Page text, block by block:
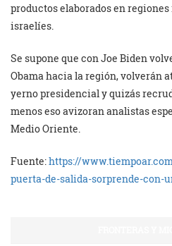
productos elaborados en
israelíes.
Se supone que con Joe Biden
Obama hacia la región, volverán
yerno presidencial y quizás
menos eso avizoran analistas
Medio Oriente.
Fuente:https://
puerta-de-salida-sorprende-con-